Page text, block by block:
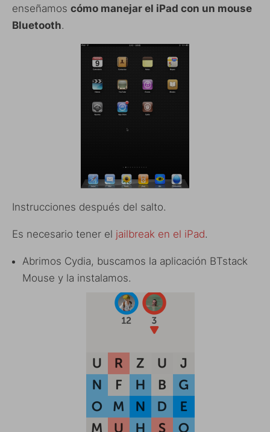
enseñamos cómo manejar el iPad con un mouse
Bluetooth.
Instrucciones después del salto.
Es necesario tener el jailbreak en el iPad.
Abrimos Cydia, buscamos la aplicación BTstack
Mouse y la instalamos.